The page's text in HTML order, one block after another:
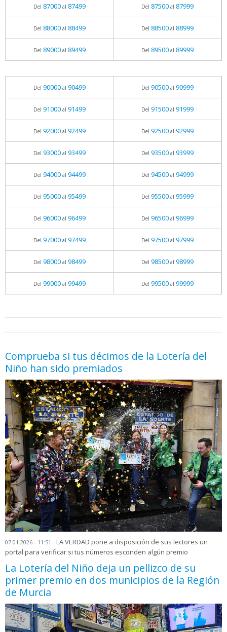
Del 87000al 87499 Del 87500al 87999
Del 88000al 88499 Del 88500al 88999
Del 89000al 89499 Del 89500al 89999
Del 90000al 90499 Del 90500al 90999
Del 91000al 91499 Del 91500al 91999
Del 92000al 92499 Del 92500al 92999
Del 93000al 93499 Del 93500al 93999
Del 94000al 94499 Del 94500al 94999
Del 95000al 95499 Del 95500al 95999
Del 96000al 96499 Del 96500al 96999
Del 97000al 97499 Del 97500al 97999
Del 98000al 98499 Del 98500al 98999
Del 99000al 99499 Del 99500al 99999
Comprueba si tus décimos de la Lotería del
Niño han sido premiados
07.01.2026 - 11:51
LA VERDAD pone a disposición de sus lectores un
portal para verificar si tus números esconden algún premio
La Lotería del Niño deja un pellizco de su
primer premio en dos municipios de la Región
de Murcia